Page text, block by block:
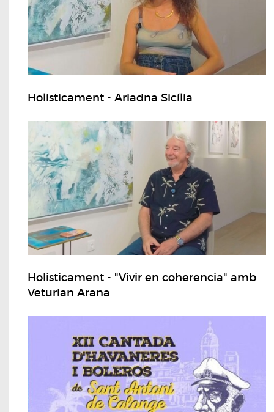
Holisticament - Ariadna Sicília
Holisticament - "Vivir en coherencia" amb
Veturian Arana